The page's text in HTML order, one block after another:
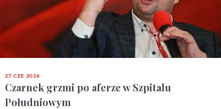
27 CZE 2026
Czarnek grzmi po aferze w Szpitalu
Południowym